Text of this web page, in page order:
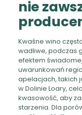
nie
Kwaśne wino
wadliwe, podczas
efektem
uwarunkowań
apelacjach, takich
w Dolinie Loary,
kwasowość, aby
starzenia. Dla